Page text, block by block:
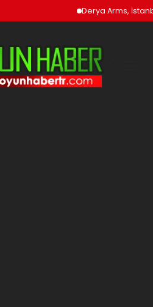
Derya Arms,